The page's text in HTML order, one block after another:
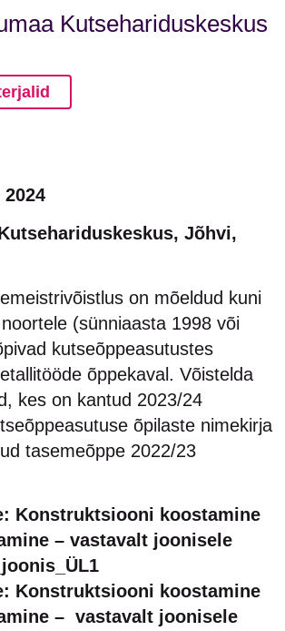
Kutsehariduskeskus
Jõhvi,
on mõeldud kuni
(sünniaasta 1998 või
kutseõppeasutustes
õppekaval. Võistelda
kes on kantud 2023/24
õpilaste nimekirja
tasemeõppe 2022/23
Konstruktsiooni koostamine
– vastavalt joonisele
Konstruktsiooni koostamine
– vastavalt joonisele